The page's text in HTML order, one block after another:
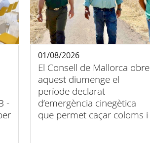
-
El Consell de Mallorca obre
aquest diumenge el
període declarat
d’emergència cinegètica
que permet caçar coloms i
01/08/2026